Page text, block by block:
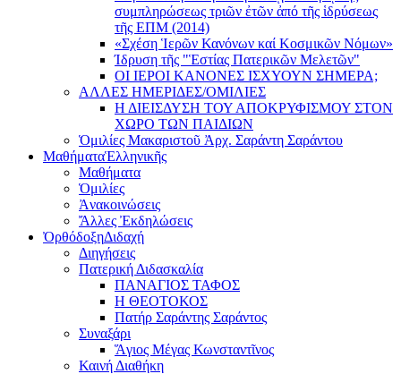
συμπληρώσεως τριῶν ἐτῶν ἀπό τῆς ἱδρύσεως
τῆς ΕΠΜ (2014)
«Σχέση Ἱερῶν Κανόνων καί Κοσμικῶν Νόμων»
Ίδρυση τῆς "Ἑστίας Πατερικῶν Μελετῶν"
ΟΙ ΙΕΡΟΙ ΚΑΝΟΝΕΣ ΙΣΧΥΟΥΝ ΣΗΜΕΡΑ;
ΑΛΛΕΣ ΗΜΕΡΙΔΕΣ/ΟΜΙΛΙΕΣ
Η ΔΙΕΙΣΔΥΣΗ ΤΟΥ ΑΠΟΚΡΥΦΙΣΜΟΥ ΣΤΟΝ
ΧΩΡΟ ΤΩΝ ΠΑΙΔΙΩΝ
Ὁμιλίες Μακαριστοῦ Ἀρχ. Σαράντη Σαράντου
ΜαθήματαἙλληνικῆς
Μαθήματα
Ὁμιλίες
Ἀνακοινώσεις
Ἄλλες Ἐκδηλώσεις
ὈρθόδοξηΔιδαχή
Διηγήσεις
Πατερική Διδασκαλία
ΠΑΝΑΓΙΟΣ ΤΑΦΟΣ
Η ΘΕΟΤΟΚΟΣ
Πατήρ Σαράντης Σαράντος
Συναξάρι
Ἅγιος Μέγας Κωνσταντῖνος
Καινή Διαθήκη